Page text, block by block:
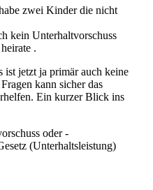
zwei Kinder die nicht
kein Unterhaltvorschuss
.
ist jetzt ja primär auch keine
kann sicher das
Ein kurzer Blick ins
oder -
(Unterhaltsleistung)